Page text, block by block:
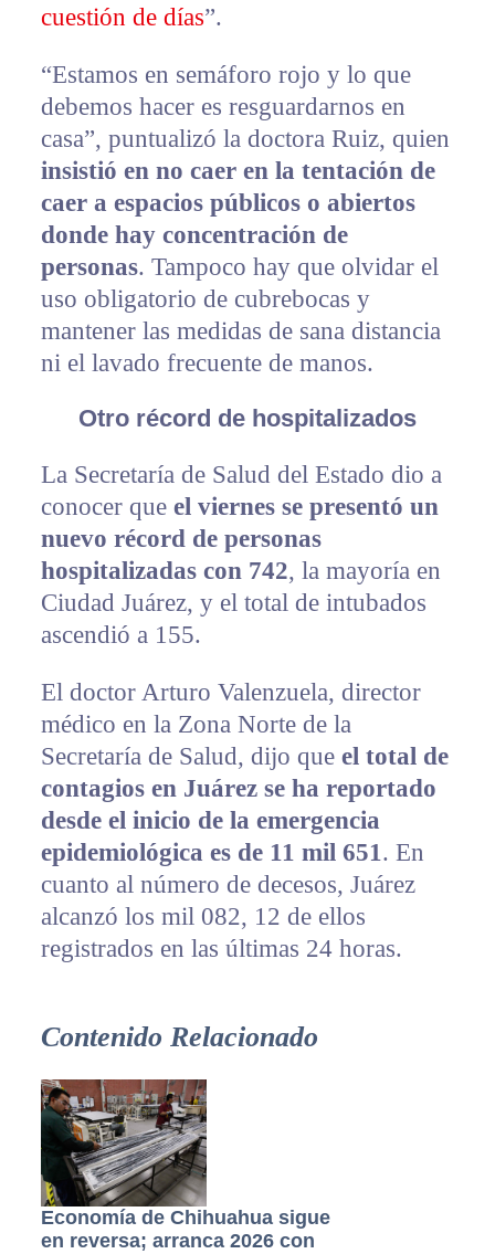
cuestión de días”.
“Estamos en semáforo rojo y lo que
debemos hacer es resguardarnos en
casa”, puntualizó la doctora Ruiz, quien
insistió en no caer en la tentación de
caer a espacios públicos o abiertos
donde hay concentración de
personas. Tampoco hay que olvidar el
uso obligatorio de cubrebocas y
mantener las medidas de sana distancia
ni el lavado frecuente de manos.
Otro récord de hospitalizados
La Secretaría de Salud del Estado dio a
conocer que el viernes se presentó un
nuevo récord de personas
hospitalizadas con 742, la mayoría en
Ciudad Juárez, y el total de intubados
ascendió a 155.
El doctor Arturo Valenzuela, director
médico en la Zona Norte de la
Secretaría de Salud, dijo que el total de
contagios en Juárez se ha reportado
desde el inicio de la emergencia
epidemiológica es de 11 mil 651. En
cuanto al número de decesos, Juárez
alcanzó los mil 082, 12 de ellos
registrados en las últimas 24 horas.
Contenido Relacionado
Economía de Chihuahua sigue
en reversa; arranca 2026 con